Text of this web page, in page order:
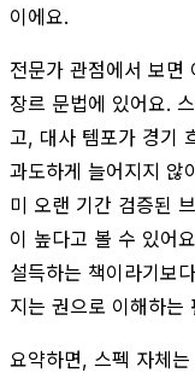
이에요.
전문가 관점에서 보면
장르 문법에 있어요.
고, 대사 템포가 경기
과도하게 늘어지지
미 오랜 기간 검증된
이 높다고 볼 수 있어
설득하는 책이라기보
지는 권으로 이해하는
요약하면, 스펙 자체